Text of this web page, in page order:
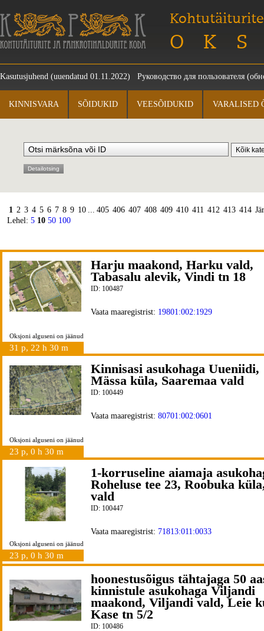
Kasutusjuhend (uuendatud 01.11.2022) Руководство для пользователя
KINNISVARA SÕIDUKID VEESÕIDUKID VARALISED
Detailotsing
1 2 3 4 5 6 7 8 9 10 ... 405 406 407 408 409 410 411 412 413 414
Lehel: 5 10 50 100
Oksjoni alguseni on jäänud
31 p, 22 h 30 m
Harju maakond, Harku vald,
Tabasalu alevik, Vindi tn 18
ID: 100487
Vaata maaregistrist: 19801:002:1929
Oksjoni alguseni on jäänud
23 p, 0 h 30 m
Kinnisasi asukohaga Uueniidi,
Mässa küla, Saaremaa vald
ID: 100449
Vaata maaregistrist: 80701:002:0601
Oksjoni alguseni on jäänud
23 p, 0 h 30 m
1-korruseline aiamaja
Roheluse tee 23, Roobuka
vald
ID: 100447
Vaata maaregistrist: 71813:011:0033
hoonestusõigus tähtajaga 50
kinnistule asukohaga Viljandi
maakond, Viljandi vald, Leie
Kase tn 5/2
ID: 100486